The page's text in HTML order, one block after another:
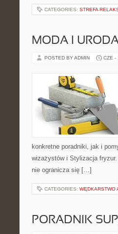
CATEGORIES: STREFA
MODA I
POSTED BY ADMIN CZE -
konkretne poradniki, jak i
wizażystów i Stylizacja
nie ogranicza się […]
CATEGORIES: WĘDKARSTWO
PORADNIK